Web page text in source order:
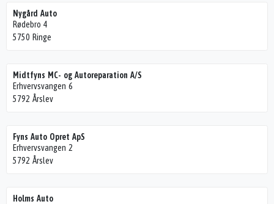
Nygård Auto
Rødebro 4
5750 Ringe
Midtfyns MC- og Autoreparation A/S
Erhvervsvangen 6
5792 Årslev
Fyns Auto Opret ApS
Erhvervsvangen 2
5792 Årslev
Holms Auto